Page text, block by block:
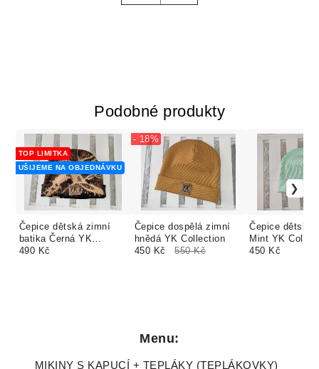
Podobné produkty
Čepice dětská zimní
batika Černá YK
Collection
TOP LIMITKA
UŠIJEME NA OBJEDNÁVKU
490 Kč
Čepice dospělá zimní
hnědá YK Collection
- 18%
450 Kč 550 Kč
Čepice dětská
Mint YK
450 Kč
Menu:
MIKINY S KAPUCÍ + TEPLÁKY (TEPLÁKOVKY)